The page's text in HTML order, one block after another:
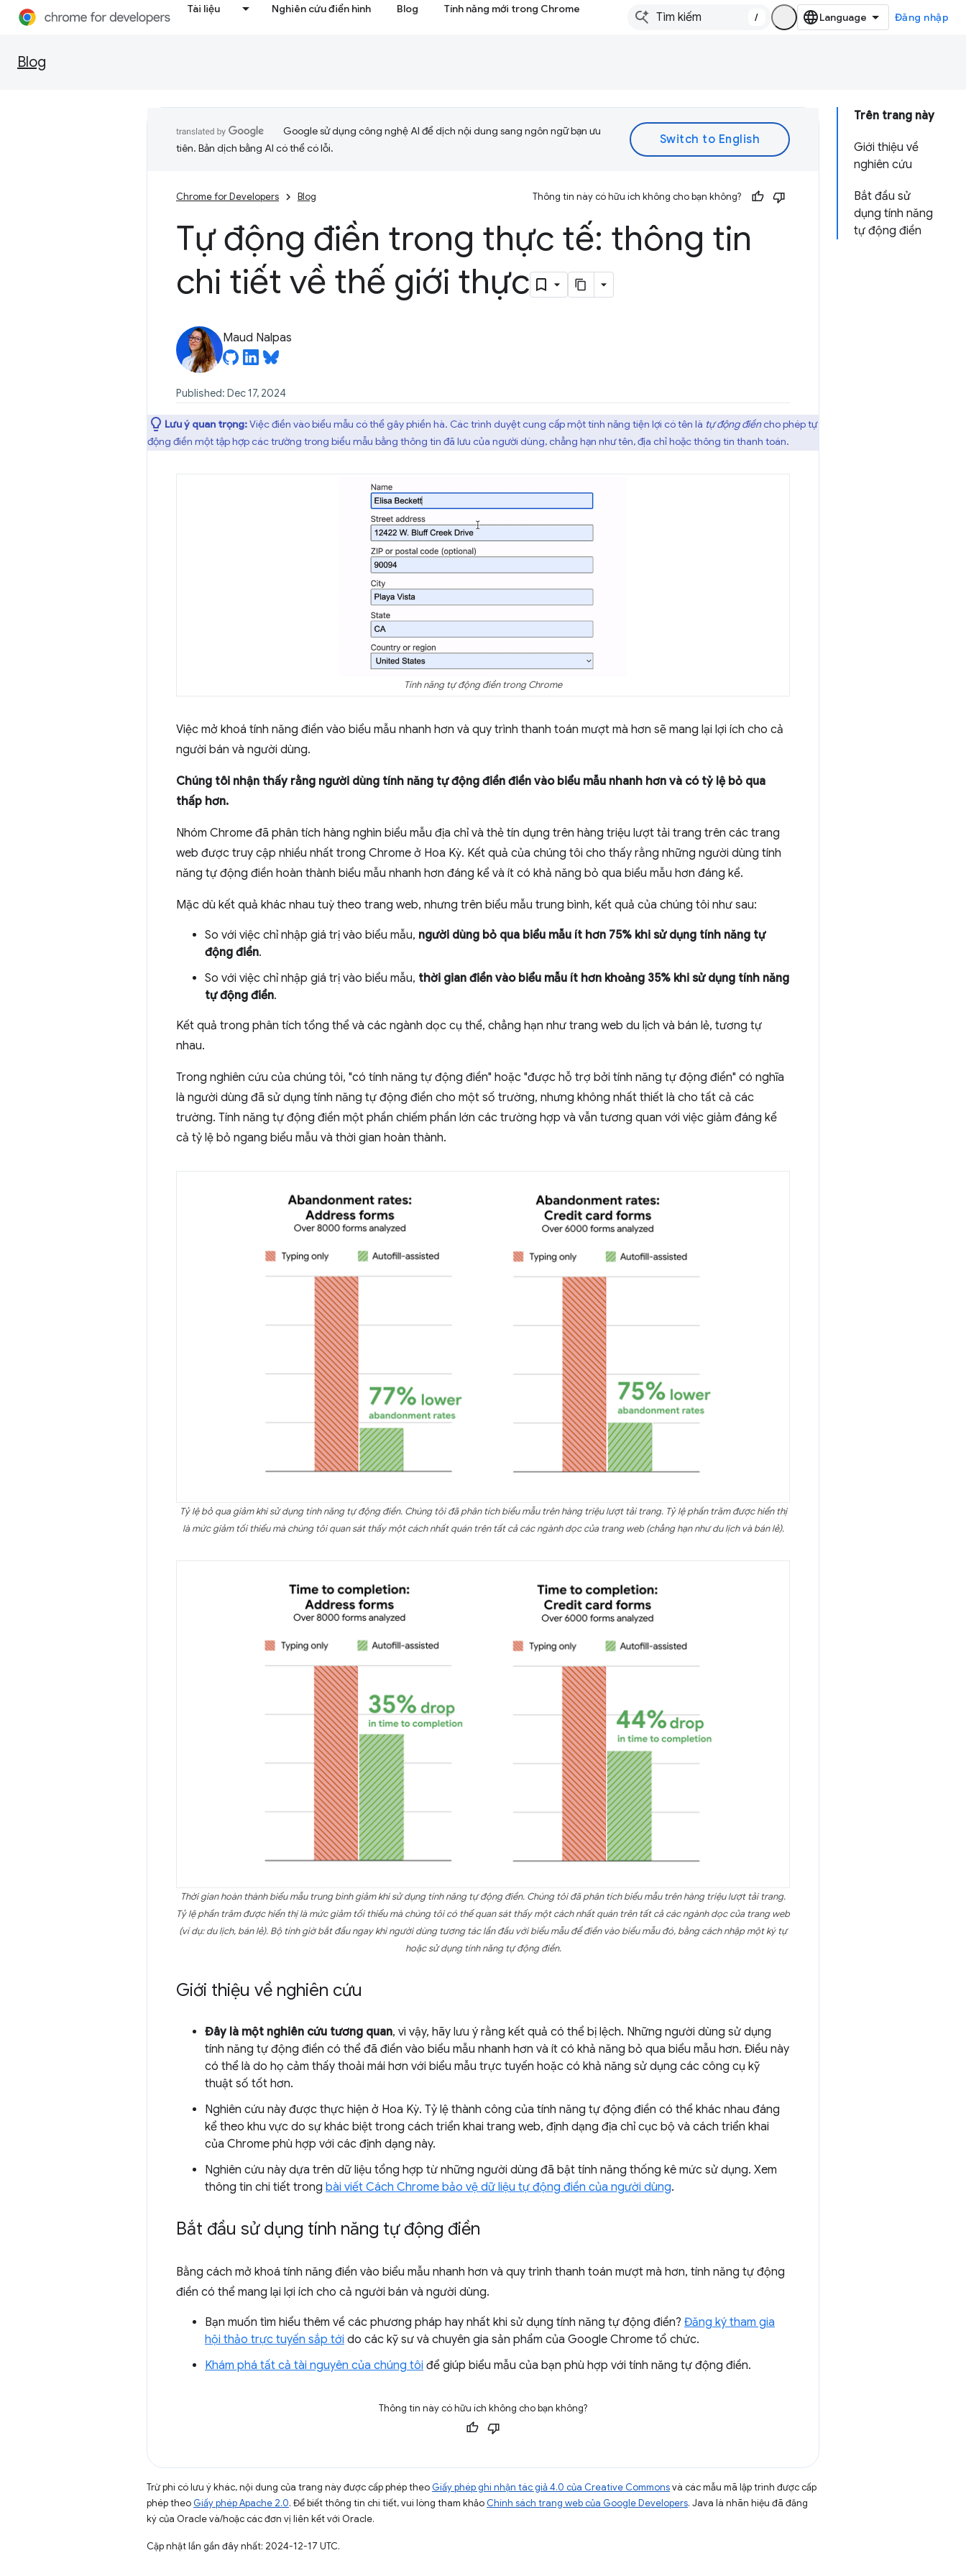
Tài liệu Nghiên cứu điển hình Blog Tính năng mới trong Chrome
/ Đăng nhập
Blog
Trên trang này
Giới thiệu về
nghiên cứu
Bắt đầu sử
dụng tính năng
tự động điền
Google sử dụng công nghệ AI để dịch nội dung sang ngôn ngữ bạn ưu
tiên. Bản dịch bằng AI có thể có lỗi.
Chrome for Developers Blog Thông tin này có hữu ích không cho bạn không?
Tự động điền trong thực tế: thông tin
chi tiết về thế giới thực
Maud Nalpas
Published: Dec 17, 2024
Lưu ý quan trọng:Việc điền vào biểu mẫu có thể gây phiền hà. Các trình duyệt cung cấp một tính năng tiện lợi có tên là tự động điềncho phép tự
động điền một tập hợp các trường trong biểu mẫu bằng thông tin đã lưu của người dùng, chẳng hạn như tên, địa chỉ hoặc thông tin thanh toán.
Tính năng tự động điền trong Chrome
Việc mở khoá tính năng điền vào biểu mẫu nhanh hơn và quy trình thanh toán mượt mà hơn sẽ mang lại lợi ích cho cả
người bán và người dùng.
Chúng tôi nhận thấy rằng người dùng tính năng tự động điền điền vào biểu mẫu nhanh hơn và có tỷ lệ bỏ qua
thấp hơn.
Nhóm Chrome đã phân tích hàng nghìn biểu mẫu địa chỉ và thẻ tín dụng trên hàng triệu lượt tải trang trên các trang
web được truy cập nhiều nhất trong Chrome ở Hoa Kỳ. Kết quả của chúng tôi cho thấy rằng những người dùng tính
năng tự động điền hoàn thành biểu mẫu nhanh hơn đáng kể và ít có khả năng bỏ qua biểu mẫu hơn đáng kể.
Mặc dù kết quả khác nhau tuỳ theo trang web, nhưng trên biểu mẫu trung bình, kết quả của chúng tôi như sau:
So với việc chỉ nhập giá trị vào biểu mẫu, người dùng bỏ qua biểu mẫu ít hơn 75% khi sử dụng tính năng tự
động điền.
So với việc chỉ nhập giá trị vào biểu mẫu, thời gian điền vào biểu mẫu ít hơn khoảng 35% khi sử dụng tính năng
tự động điền.
Kết quả trong phân tích tổng thể và các ngành dọc cụ thể, chẳng hạn như trang web du lịch và bán lẻ, tương tự
nhau.
Trong nghiên cứu của chúng tôi, "có tính năng tự động điền" hoặc "được hỗ trợ bởi tính năng tự động điền" có nghĩa
là người dùng đã sử dụng tính năng tự động điền cho một số trường, nhưng không nhất thiết là cho tất cả các
trường. Tính năng tự động điền một phần chiếm phần lớn các trường hợp và vẫn tương quan với việc giảm đáng kể
cả tỷ lệ bỏ ngang biểu mẫu và thời gian hoàn thành.
Tỷ lệ bỏ qua giảm khi sử dụng tính năng tự động điền. Chúng tôi đã phân tích biểu mẫu trên hàng triệu lượt tải trang. Tỷ lệ phần trăm được hiển thị
là mức giảm tối thiểu mà chúng tôi quan sát thấy một cách nhất quán trên tất cả các ngành dọc của trang web (chẳng hạn như du lịch và bán lẻ).
Thời gian hoàn thành biểu mẫu trung bình giảm khi sử dụng tính năng tự động điền. Chúng tôi đã phân tích biểu mẫu trên hàng triệu lượt tải trang.
Tỷ lệ phần trăm được hiển thị là mức giảm tối thiểu mà chúng tôi có thể quan sát thấy một cách nhất quán trên tất cả các ngành dọc của trang web
(ví dụ: du lịch, bán lẻ). Bộ tính giờ bắt đầu ngay khi người dùng tương tác lần đầu với biểu mẫu để điền vào biểu mẫu đó, bằng cách nhập một ký tự
hoặc sử dụng tính năng tự động điền.
Giới thiệu về nghiên cứu
Đây là một nghiên cứu tương quan, vì vậy, hãy lưu ý rằng kết quả có thể bị lệch. Những người dùng sử dụng
tính năng tự động điền có thể đã điền vào biểu mẫu nhanh hơn và ít có khả năng bỏ qua biểu mẫu hơn. Điều này
có thể là do họ cảm thấy thoải mái hơn với biểu mẫu trực tuyến hoặc có khả năng sử dụng các công cụ kỹ
thuật số tốt hơn.
Nghiên cứu này được thực hiện ở Hoa Kỳ. Tỷ lệ thành công của tính năng tự động điền có thể khác nhau đáng
kể theo khu vực do sự khác biệt trong cách triển khai trang web, định dạng địa chỉ cục bộ và cách triển khai
của Chrome phù hợp với các định dạng này.
Nghiên cứu này dựa trên dữ liệu tổng hợp từ những người dùng đã bật tính năng thống kê mức sử dụng. Xem
thông tin chi tiết trong bài viết Cách Chrome bảo vệ dữ liệu tự động điền của người dùng.
Bắt đầu sử dụng tính năng tự động điền
Bằng cách mở khoá tính năng điền vào biểu mẫu nhanh hơn và quy trình thanh toán mượt mà hơn, tính năng tự động
điền có thể mang lại lợi ích cho cả người bán và người dùng.
Bạn muốn tìm hiểu thêm về các phương pháp hay nhất khi sử dụng tính năng tự động điền? Đăng ký tham gia
hội thảo trực tuyến sắp tới do các kỹ sư và chuyên gia sản phẩm của Google Chrome tổ chức.
Khám phá tất cả tài nguyên của chúng tôi để giúp biểu mẫu của bạn phù hợp với tính năng tự động điền.
Thông tin này có hữu ích không cho bạn không?
Trừ phi có lưu ý khác, nội dung của trang này được cấp phép theo Giấy phép ghi nhận tác giả 4.0 của Creative Commonsvà các mẫu mã lập trình được cấp
phép theo Giấy phép Apache 2.0. Để biết thông tin chi tiết, vui lòng tham khảo Chính sách trang web của Google Developers. Java là nhãn hiệu đã đăng
ký của Oracle và/hoặc các đơn vị liên kết với Oracle.
Cập nhật lần gần đây nhất: 2024-12-17 UTC.